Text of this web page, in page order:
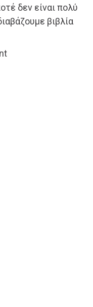
δεν είναι πολύ
βιβλία